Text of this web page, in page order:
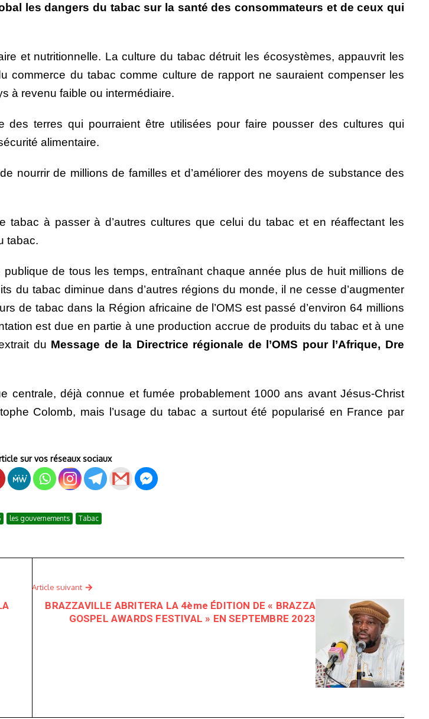
les dangers du tabac sur la santé des consommateurs et de ceux qui
et nutritionnelle. La culture du tabac détruit les écosystèmes, appauvrit les
commerce du tabac comme culture de rapport ne sauraient compenser les
à revenu faible ou intermédiaire.
terres qui pourraient être utilisées pour faire pousser des cultures qui
alimentaire.
nourrir de millions de familles et d’améliorer des moyens de substance des
à passer à d’autres cultures que celui du tabac et en réaffectant les
tabac.
de tous les temps, entraînant chaque année plus de huit millions de
du tabac diminue dans d’autres régions du monde, il ne cesse d’augmenter
de tabac dans la Région africaine de l’OMS est passé d’environ 64 millions
est due en partie à une production accrue de produits du tabac et à une
du Message de la Directrice régionale de l’OMS pour l’Afrique, Dre
centrale, déjà connue et fumée probablement 1000 ans avant Jésus-Christ
Colomb, mais l’usage du tabac a surtout été popularisé en France par
sur vos réseaux sociaux
les gouvernements Tabac
Article suivant
BRAZZAVILLE ABRITERA LA 4ème ÉDITION DE « BRAZZA
GOSPEL AWARDS FESTIVAL » EN SEPTEMBRE 2023